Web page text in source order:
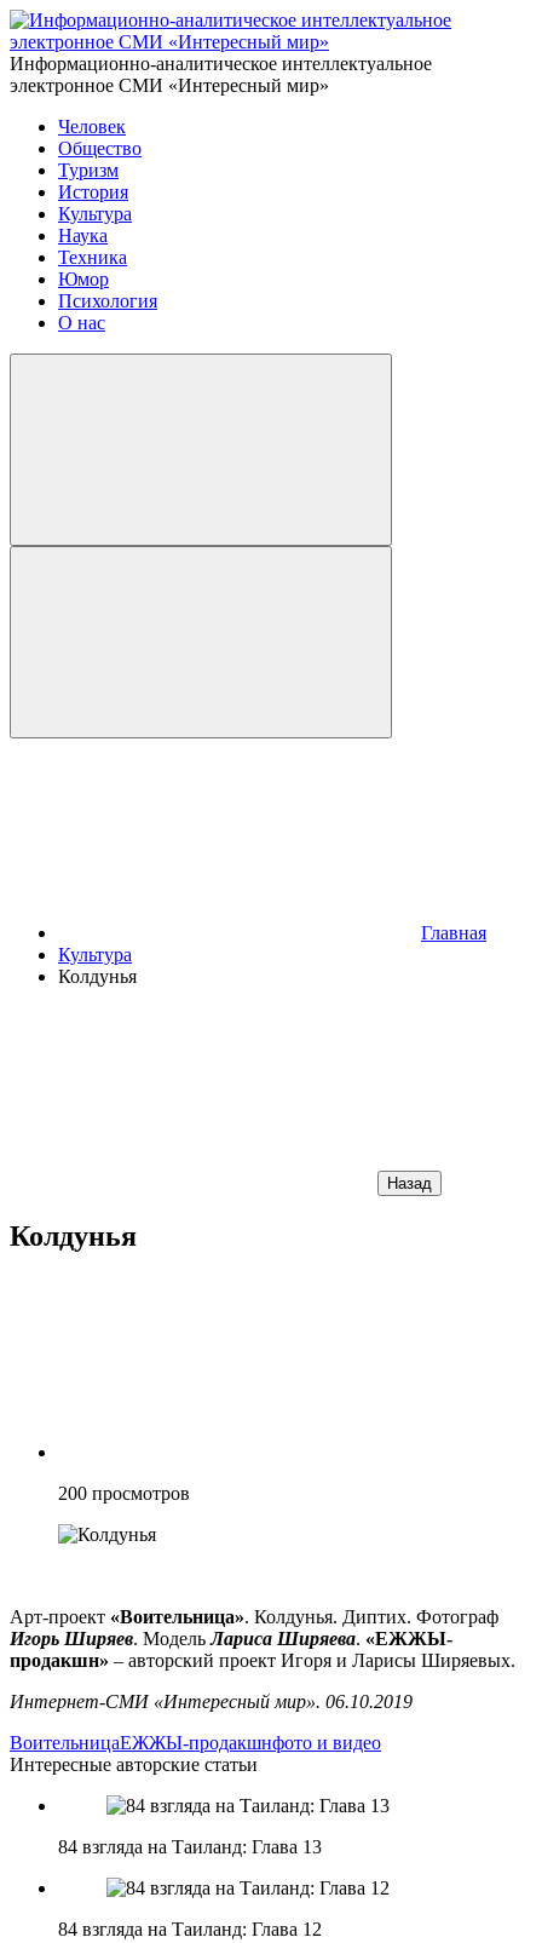
Информационно-аналитическое интеллектуальное
электронное СМИ «Интересный мир»
Человек
Общество
Туризм
История
Культура
Наука
Техника
Юмор
Психология
О нас
Главная
Культура
Колдунья
Назад
Колдунья
200 просмотров
Арт-проект «Воительница». Колдунья. Диптих. Фотограф
Игорь Ширяев. МодельЛариса Ширяева. «ЕЖЖЫ-
продакшн» – авторский проект Игоря и Ларисы Ширяевых.
Интернет-СМИ «Интересный мир». 06.10.2019
ВоительницаЕЖЖЫ-продакшнфото и видео
Интересные авторские статьи
84 взгляда на Таиланд: Глава 13
84 взгляда на Таиланд: Глава 12